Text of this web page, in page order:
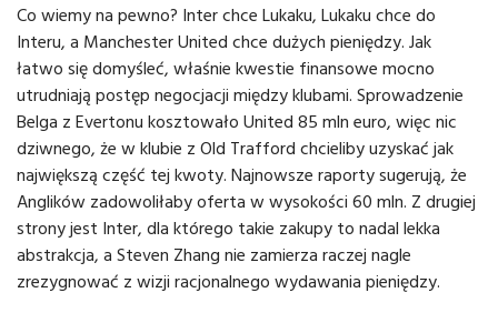
Co wiemy na pewno? Inter chce Lukaku, Lukaku chce do
Interu, a Manchester United chce dużych pieniędzy. Jak
łatwo się domyśleć, właśnie kwestie finansowe mocno
utrudniają postęp negocjacji między klubami. Sprowadzenie
Belga z Evertonu kosztowało United 85 mln euro, więc nic
dziwnego, że w klubie z Old Trafford chcieliby uzyskać jak
największą część tej kwoty. Najnowsze raporty sugerują, że
Anglików zadowoliłaby oferta w wysokości 60 mln. Z drugiej
strony jest Inter, dla którego takie zakupy to nadal lekka
abstrakcja, a Steven Zhang nie zamierza raczej nagle
zrezygnować z wizji racjonalnego wydawania pieniędzy.